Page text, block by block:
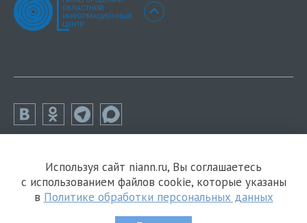
Используя сайт niann.ru, Вы соглашаетесь
с использованием файлов cookie, которые указаны
в Политике обработки персональных данных